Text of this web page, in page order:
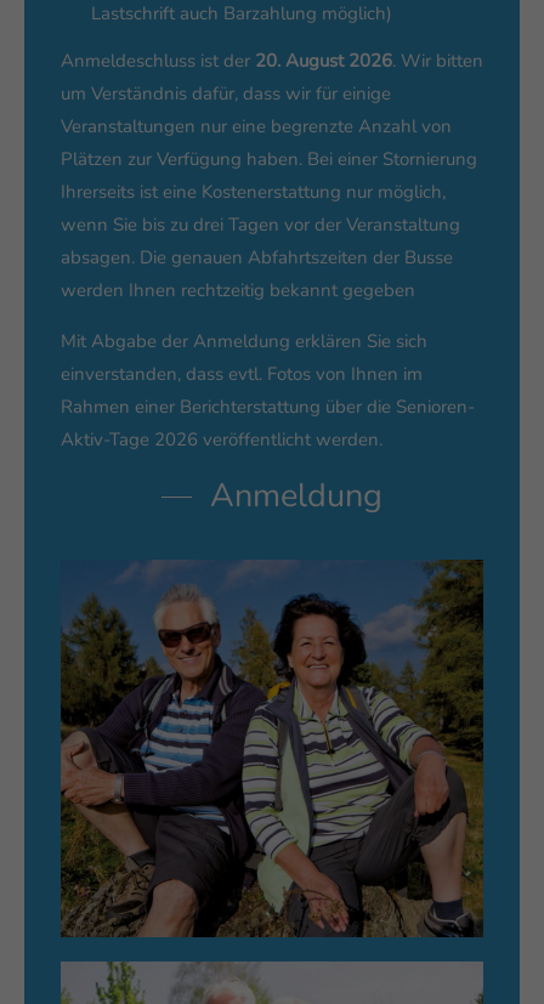
Lastschrift auch Barzahlung möglich)
Anmeldeschluss ist der 20. August 2026. Wir bitten
um Verständnis dafür, dass wir für einige
Veranstaltungen nur eine begrenzte Anzahl von
Plätzen zur Verfügung haben. Bei einer Stornierung
Ihrerseits ist eine Kostenerstattung nur möglich,
wenn Sie bis zu drei Tagen vor der Veranstaltung
absagen. Die genauen Abfahrtszeiten der Busse
werden Ihnen rechtzeitig bekannt gegeben
Mit Abgabe der Anmeldung erklären Sie sich
einverstanden, dass evtl. Fotos von Ihnen im
Rahmen einer Berichterstattung über die Senioren-
Aktiv-Tage 2026 veröffentlicht werden.
Anmeldung